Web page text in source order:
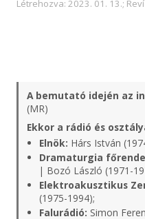
Létrehozva: 2023. 01. 13.;
A bemutató idején az
(MR)
Ekkor a rádió és
Elnök: Hárs István
Dramaturgia
| Bozó László (1971-
Elektroakusztikus
(1975-1994);
Falurádió: Simon